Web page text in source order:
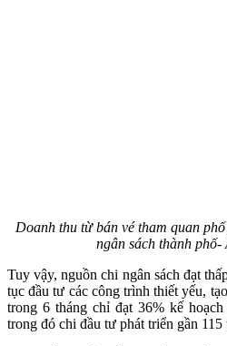
Doanh thu từ bán vé tham quan
ngân sách thành
Tuy vậy, nguồn chi ngân sách đạt
tục đầu tư các công trình thiết yếu,
trong 6 tháng chỉ đạt 36% kế
trong đó chi đầu tư phát triển gần